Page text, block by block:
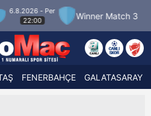
Winner Match 3 Boluspor
1
FENERBAHÇE GALATASARAY